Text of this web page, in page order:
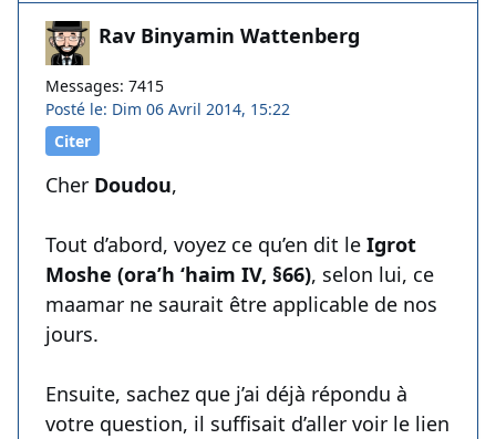
Rav Binyamin Wattenberg
Messages: 7415
Posté le: Dim 06 Avril 2014, 15:22
Citer
Cher Doudou,
Tout d’abord, voyez ce qu’en dit le Igrot
Moshe (ora’h ‘haim IV, §66), selon lui, ce
maamar ne saurait être applicable de nos
jours.
Ensuite, sachez que j’ai déjà répondu à
votre question, il suffisait d’aller voir le lien